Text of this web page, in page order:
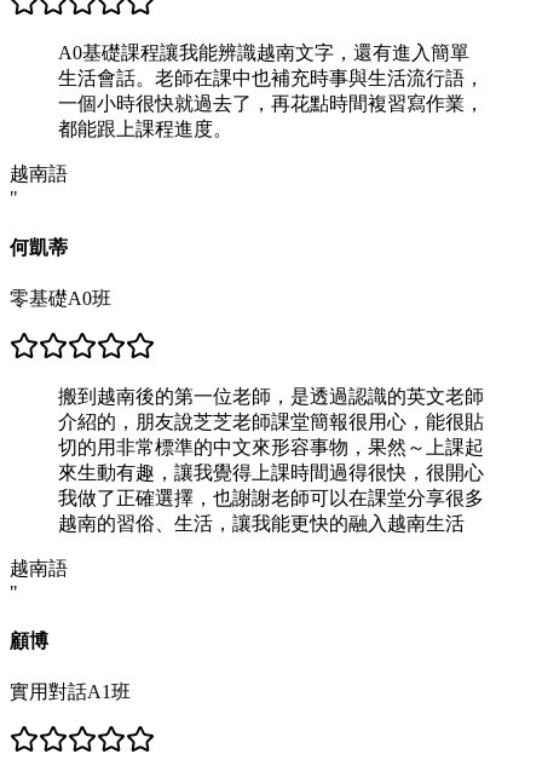
A0基礎課程讓我能辨識越南文字，還有進入簡單
生活會話。老師在課中也補充時事與生活流行語，
一個小時很快就過去了，再花點時間複習寫作業，
都能跟上課程進度。
越南語
"
何凱蒂
零基礎A0班
搬到越南後的第一位老師，是透過認識的英文老師
介紹的，朋友說芝芝老師課堂簡報很用心，能很貼
切的用非常標準的中文來形容事物，果然～上課起
來生動有趣，讓我覺得上課時間過得很快，很開心
我做了正確選擇，也謝謝老師可以在課堂分享很多
越南的習俗、生活，讓我能更快的融入越南生活
越南語
"
顧博
實用對話A1班